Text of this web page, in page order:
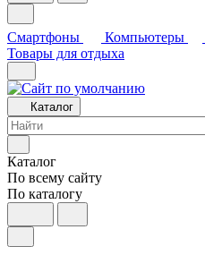
Смартфоны Компьютеры
Товары для отдыха
Каталог
Каталог
По всему сайту
По каталогу